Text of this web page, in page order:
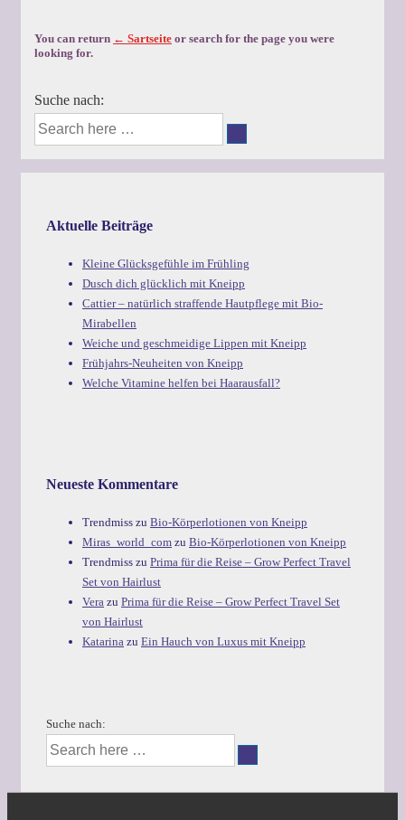
You can return ← Sartseite or search for the page you were
looking for.
Suche nach:
Aktuelle Beiträge
Kleine Glücksgefühle im Frühling
Dusch dich glücklich mit Kneipp
Cattier – natürlich straffende Hautpflege mit Bio-
Mirabellen
Weiche und geschmeidige Lippen mit Kneipp
Frühjahrs-Neuheiten von Kneipp
Welche Vitamine helfen bei Haarausfall?
Neueste Kommentare
Trendmiss zu Bio-Körperlotionen von Kneipp
Miras_world_com zu Bio-Körperlotionen von Kneipp
Trendmiss zu Prima für die Reise – Grow Perfect Travel
Set von Hairlust
Vera zu Prima für die Reise – Grow Perfect Travel Set
von Hairlust
Katarina zu Ein Hauch von Luxus mit Kneipp
Suche nach: